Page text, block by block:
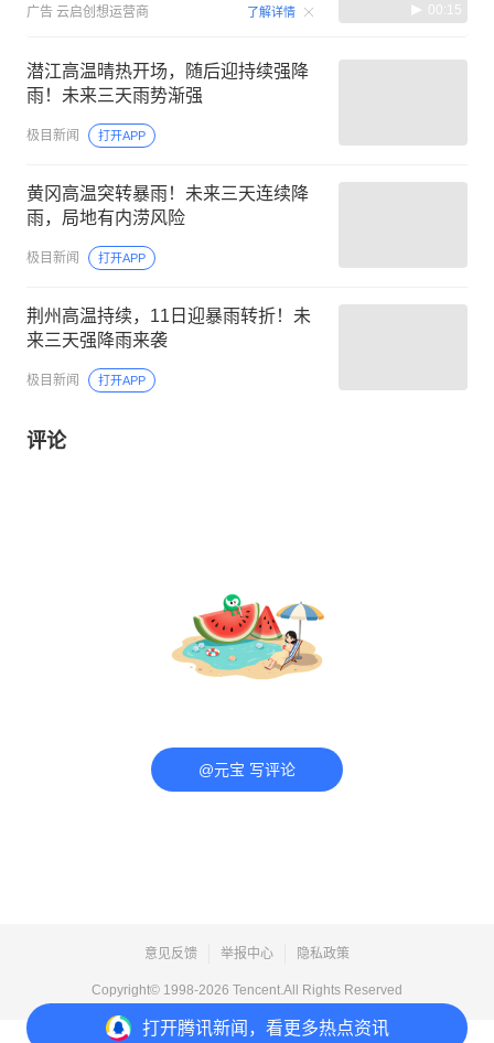
打开腾讯新闻，看更多热点资讯
广告 云启创想运营商 了解详情 00:15
潜江高温晴热开场，随后迎持续强降
雨！未来三天雨势渐强
极目新闻 打开APP
黄冈高温突转暴雨！未来三天连续降
雨，局地有内涝风险
极目新闻 打开APP
荆州高温持续，11日迎暴雨转折！未
来三天强降雨来袭
极目新闻 打开APP
评论
@元宝 写评论
意见反馈 举报中心 隐私政策
Copyright© 1998-2026 Tencent.All Rights Reserved